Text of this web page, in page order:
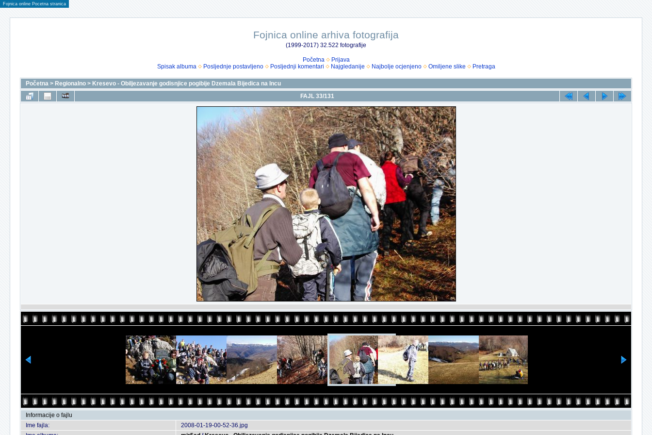
Fojnica online Pocetna stranica
Fojnica online arhiva fotografija
(1999-2017) 32.522 fotografije
Početna
Prijava
Spisak albuma
Posljednje postavljeno Posljednji komentari Najgledanije Najbolje ocjenjeno Omiljene slike Pretraga
Početna > Regionalno > Kresevo - Obiljezavanje godisnjice pogibije Dzemala Bijedica na Incu
FAJL 33/131
Informacije o fajlu
Ime fajla:
2008-01-19-00-52-36.jpg